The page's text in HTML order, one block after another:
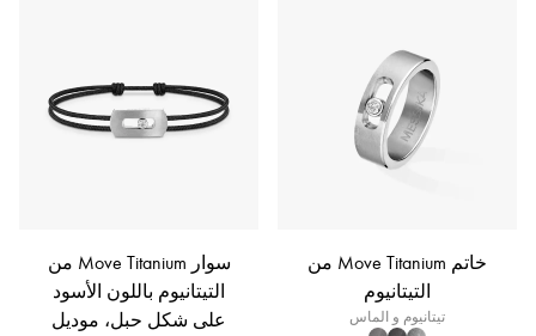
خاتم Move Titanium من
التيتانيوم
تيتانيوم و الماس
سوار Move Titanium من
التيتانيوم باللون الأسود
على شكل حبل، موديل